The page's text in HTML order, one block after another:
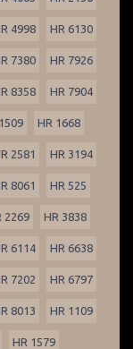
4998 HR 6130
7380 HR 7926
8358 HR 7904
HR 1668
2581 HR 3194
8061 HR 525
2269 HR 3838
6114 HR 6638
7202 HR 6797
8013 HR 1109
HR 1579